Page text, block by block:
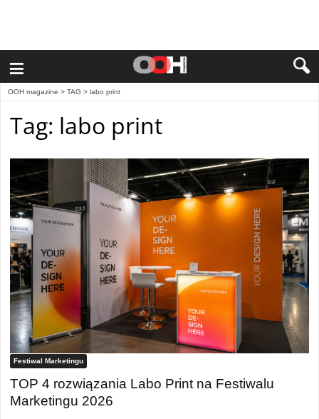
≡
OOH magazine > TAG > labo print
Tag: labo print
Festiwal Marketingu
TOP 4 rozwiązania Labo Print na Festiwalu
Marketingu 2026